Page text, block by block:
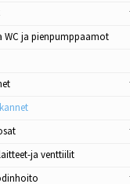
WC ja pienpumppaamot
ja venttiilit